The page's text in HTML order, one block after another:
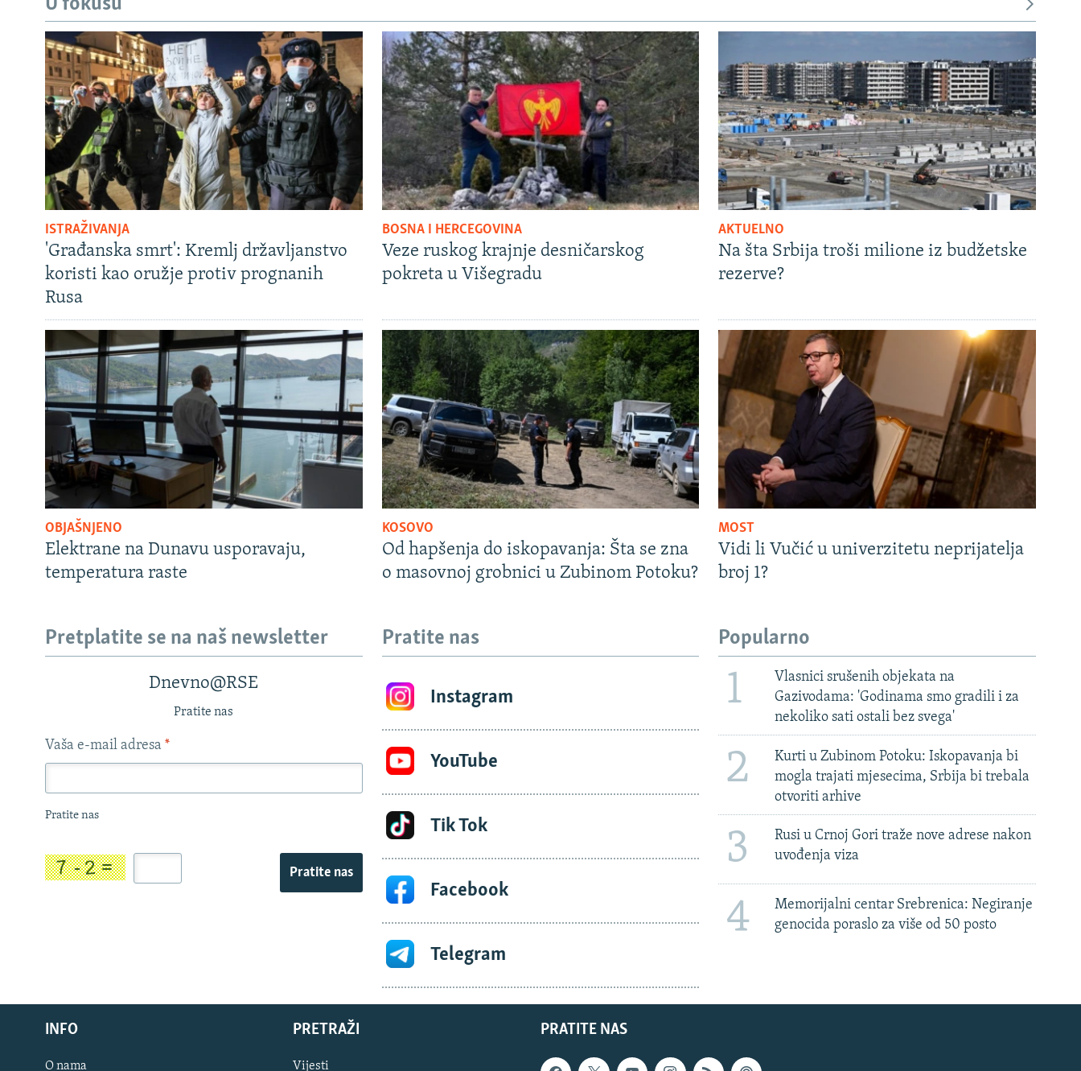
ISTRAŽIVANJA
'Građanska smrt': Kremlj državljanstvo
koristi kao oružje protiv prognanih
Rusa
BOSNA I HERCEGOVINA
Veze ruskog krajnje desničarskog
pokreta u Višegradu
AKTUELNO
Na šta Srbija troši milione iz budžetske
rezerve?
OBJAŠNJENO
Elektrane na Dunavu usporavaju,
temperatura raste
KOSOVO
Od hapšenja do iskopavanja: Šta se zna
o masovnoj grobnici u Zubinom Potoku?
MOST
Vidi li Vučić u univerzitetu neprijatelja
broj 1?
Pretplatite se na naš newsletter
Dnevno@RSE
Pratite nas
Vaša e-mail adresa *
Pratite nas
Pratite nas
Pratite nas
Instagram
YouTube
Tik Tok
Facebook
Telegram
Popularno
1
Vlasnici srušenih objekata na
Gazivodama: 'Godinama smo gradili i za
nekoliko sati ostali bez svega'
2
Kurti u Zubinom Potoku: Iskopavanja bi
mogla trajati mjesecima, Srbija bi trebala
otvoriti arhive
3
Rusi u Crnoj Gori traže nove adrese nakon
uvođenja viza
4
Memorijalni centar Srebrenica: Negiranje
genocida poraslo za više od 50 posto
PRATITE NAS
INFO
O nama
PRETRAŽI
Vijesti